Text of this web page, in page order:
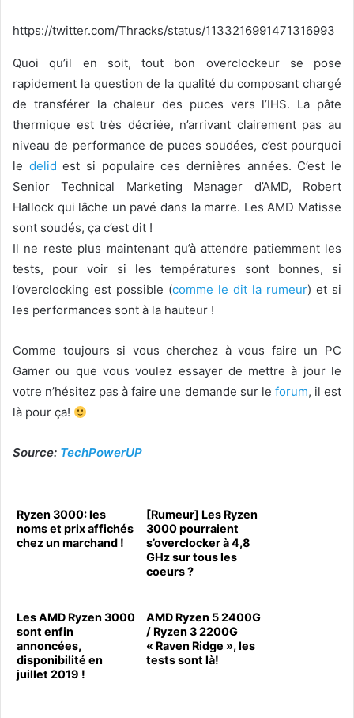
https://twitter.com/Thracks/status/1133216991471316993
Quoi qu’il en soit, tout bon overclockeur se pose
rapidement la question de la qualité du composant chargé
de transférer la chaleur des puces vers l’IHS. La pâte
thermique est très décriée, n’arrivant clairement pas au
niveau de performance de puces soudées, c’est pourquoi
le delid est si populaire ces dernières années. C’est le
Senior Technical Marketing Manager d’AMD, Robert
Hallock qui lâche un pavé dans la marre. Les AMD Matisse
sont soudés, ça c’est dit !
Il ne reste plus maintenant qu’à attendre patiemment les
tests, pour voir si les températures sont bonnes, si
l’overclocking est possible (comme le dit la rumeur) et si
les performances sont à la hauteur !
Comme toujours si vous cherchez à vous faire un PC
Gamer ou que vous voulez essayer de mettre à jour le
votre n’hésitez pas à faire une demande sur le forum, il est
là pour ça!
Source: TechPowerUP
Ryzen 3000: les
noms et prix affichés
chez un marchand !
[Rumeur] Les Ryzen
3000 pourraient
s’overclocker à 4,8
GHz sur tous les
coeurs ?
Les AMD Ryzen 3000
sont enfin
annoncées,
disponibilité en
juillet 2019 !
AMD Ryzen 5 2400G
/ Ryzen 3 2200G
« Raven Ridge », les
tests sont là!